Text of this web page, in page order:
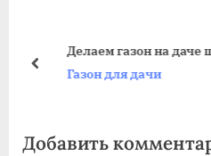
щ
з
з
Делаем газон на даче
Газон для дачи
пред
Добавить